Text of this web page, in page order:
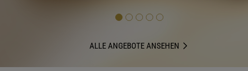
ALLE ANGEBOTE ANSEHEN